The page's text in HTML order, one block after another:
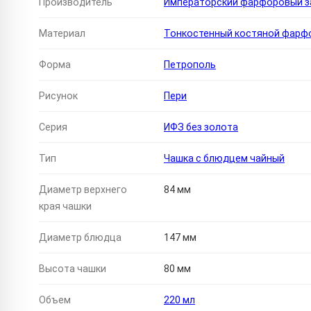
Производитель Императорский фарфоровый
Материал Тонкостенный костяной
Форма Петрополь
Рисунок Пери
Серия ИФЗ без золота
Тип Чашка с блюдцем чайный
Диаметр верхнего
края чашки
84 мм
Диаметр блюдца 147 мм
Высота чашки 80 мм
Объем 220 мл